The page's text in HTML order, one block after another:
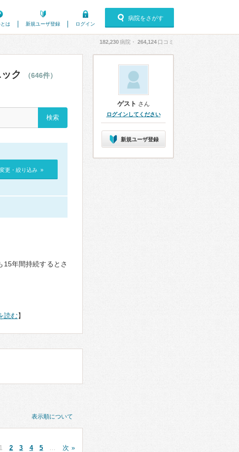
は
新規ユーザ登録 ログイン
病院をさがす
182,230病院・ 264,124 口コミ
ク （646件）
更・絞り込み »
年間持続するとさ
読む】
表示順について
1 2 3 4 5 次 »
ゲスト さん
ログインしてください
新規ユーザ登録